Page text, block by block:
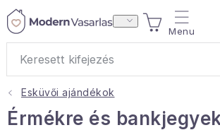
Ugrás
KOSÁR
Ajándékok
Esküvői ajándékok
Érmékre és